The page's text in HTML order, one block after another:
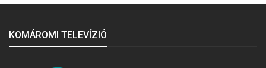
KOMÁROMI TELEVÍZIÓ